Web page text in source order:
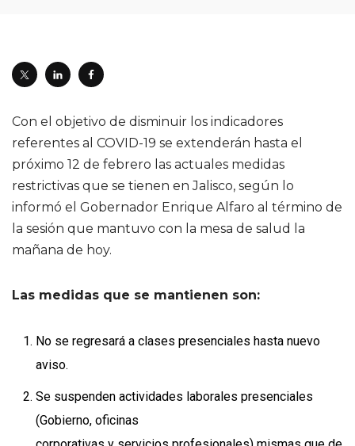
Con el objetivo de disminuir los indicadores
referentes al COVID-19 se extenderán hasta el
próximo 12 de febrero las actuales medidas
restrictivas que se tienen en Jalisco, según lo
informó el Gobernador Enrique Alfaro al término de
la sesión que mantuvo con la mesa de salud la
mañana de hoy.
Las medidas que se mantienen son:
No se regresará a clases presenciales hasta nuevo
aviso.
Se suspenden actividades laborales presenciales
(Gobierno, oficinas